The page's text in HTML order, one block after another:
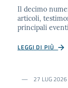
Il decimo
articoli,
principali
LEGGI DI PIÙ
27 LUG 2026